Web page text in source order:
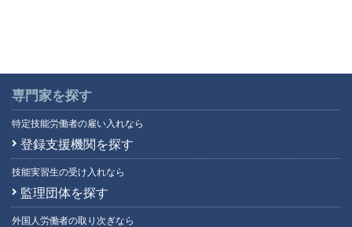
専門家を探す
特定技能労働者の雇い入れなら
登録支援機関を探す
技能実習生の受け入れなら
監理団体を探す
外国人労働者の取り次ぎなら